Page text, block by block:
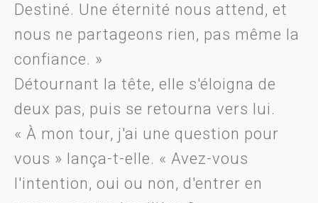
Destiné. Une éternité nous attend, et
nous ne partageons rien, pas même la
confiance. »
Détournant la tête, elle s'éloigna de
deux pas, puis se retourna vers lui.
« À mon tour, j'ai une question pour
vous » lança-t-elle. « Avez-vous
l'intention, oui ou non, d'entrer en